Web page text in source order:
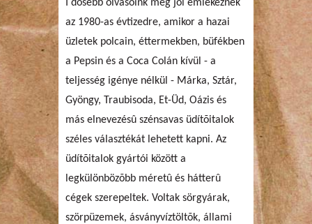
I dõsebb olvasóink még jól emlékeznek
az 1980-as évtizedre, amikor a hazai
üzletek polcain, éttermekben, büfékben
a Pepsin és a Coca Colán kívül - a
teljesség igénye nélkül - Márka, Sztár,
Gyöngy, Traubisoda, Et-Üd, Oázis és
más elnevezésû szénsavas üdítõitalok
széles választékát lehetett kapni. Az
üdítõitalok gyártói között a
legkülönbözõbb méretû és hátterû
cégek szerepeltek. Voltak sörgyárak,
szörpüzemek, ásványvíztöltõk, állami